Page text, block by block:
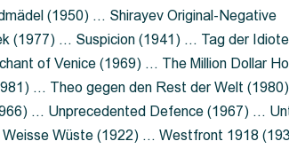
(1950) … Shirayev Original-Negative
(1977) … Suspicion (1941) … Tag der
of Venice (1969) … The Million Dollar
… Theo gegen den Rest der Welt
… Unprecedented Defence (1967) …
Wüste (1922) … Westfront 1918